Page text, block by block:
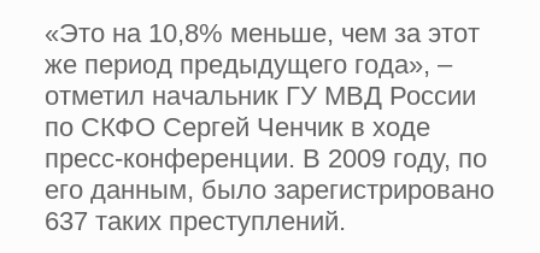
«Это на 10,8% меньше, чем за этот
же период предыдущего года», –
отметил начальник ГУ МВД России
по СКФО Сергей Ченчик в ходе
пресс-конференции. В 2009 году, по
его данным, было зарегистрировано
637 таких преступлений.